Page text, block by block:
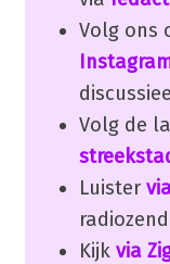
Volg ons
Volg de
Luister
Kijk via